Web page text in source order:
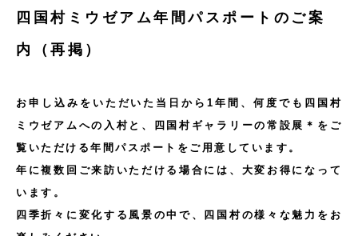
四国村ミウゼアム年間パスポートのご案
内（再掲）
お申し込みをいただいた当日から1年間、何度でも四国村
ミウゼアムへの入村と、四国村ギャラリーの常設展＊をご
覧いただける年間パスポートをご用意しています。
年に複数回ご来訪いただける場合には、大変お得になって
います。
四季折々に変化する風景の中で、四国村の様々な魅力をお